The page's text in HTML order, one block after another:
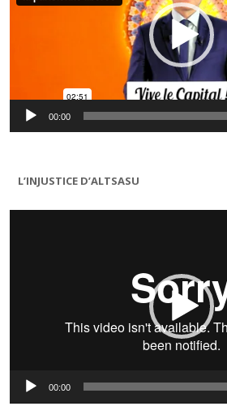
00:00
L’INJUSTICE D’ALTSASU
Lecteur
00:00